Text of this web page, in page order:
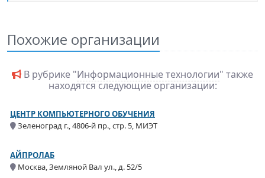
Похожие организации
В рубрике "Информационные технологии" также
находятся следующие организации:
ЦЕНТР КОМПЬЮТЕРНОГО ОБУЧЕНИЯ
Зеленоград г., 4806-й пр., стр. 5, МИЭТ
АЙПРОЛАБ
Москва, Земляной Вал ул., д. 52/5